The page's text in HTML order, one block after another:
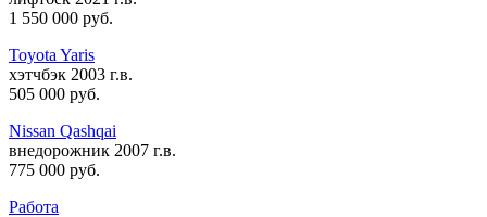
1 550 000 руб.
Toyota Yaris
хэтчбэк 2003 г.в.
505 000 руб.
Nissan Qashqai
внедорожник 2007 г.в.
775 000 руб.
Работа